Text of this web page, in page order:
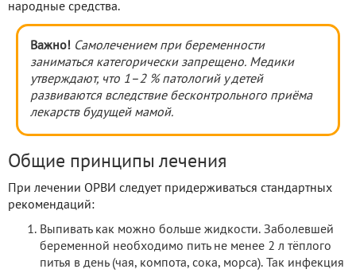
народные средства.
Важно! Самолечением при беременности
заниматься категорически запрещено. Медики
утверждают, что 1 –2 % патологий у детей
развиваются вследствие бесконтрольного приёма
лекарств будущей мамой.
Общие принципы лечения
При лечении ОРВИ следует придерживаться стандартных
рекомендаций:
Выпивать как можно больше жидкости. Заболевшей
беременной необходимо пить не менее 2 л тёплого
питья в день (чая, компота, сока, морса). Так инфекция